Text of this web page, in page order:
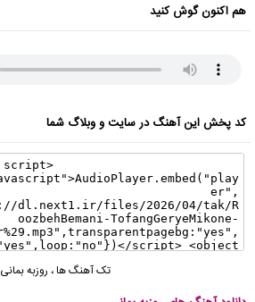
هم اکنون گوش کنید
کد پخش این آهنگ در سایت و وبلاگ شما
تک آهنگ ها، روزبه بمانی